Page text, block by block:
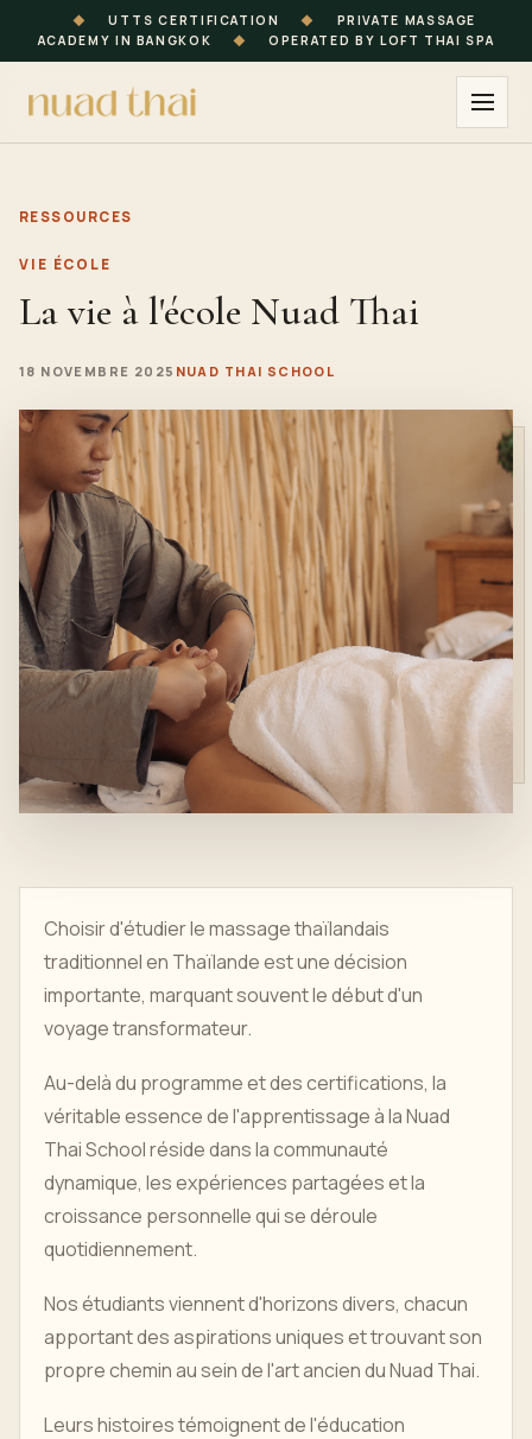
◆ UTTS CERTIFICATION ◆
PRIVATE MASSAGE
ACADEMY IN BANGKOK
◆ OPERATED BY LOFT THAI SPA
RESSOURCES
VIE ÉCOLE
La vie à l'école Nuad Thai
18 NOVEMBRE 2025 NUAD THAI SCHOOL
Choisir d'étudier le massage thaïlandais
traditionnel en Thaïlande est une décision
importante, marquant souvent le début d'un
voyage transformateur.
Au-delà du programme et des certifications, la
véritable essence de l'apprentissage à la Nuad
Thai School réside dans la communauté
dynamique, les expériences partagées et la
croissance personnelle qui se déroule
quotidiennement.
Nos étudiants viennent d'horizons divers, chacun
apportant des aspirations uniques et trouvant son
propre chemin au sein de l'art ancien du Nuad Thai.
Leurs histoires témoignent de l'éducation